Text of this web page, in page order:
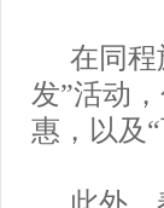
在同程
发”活动
惠，以及
此外